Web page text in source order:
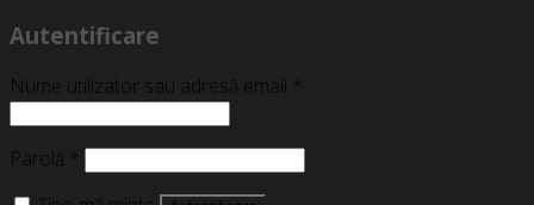
Autentificare
Nume utilizator sau adresă email *
Parolă *